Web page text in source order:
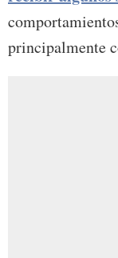
principalmente